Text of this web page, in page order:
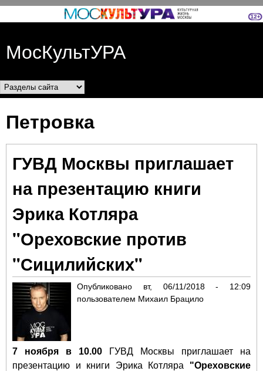
Перейти к основному
МосКультУРА
Разделы сайта
Петровка
ГУВД Москвы приглашает
на презентацию книги
Эрика Котляра
"Ореховские против
"Сицилийских"
Опубликовано вт, 06/11/2018 - 12:09
пользователем Михаил Брацило
7 ноября в 10.00 ГУВД Москвы приглашает на
презентацию и книги Эрика Котляра "Ореховские